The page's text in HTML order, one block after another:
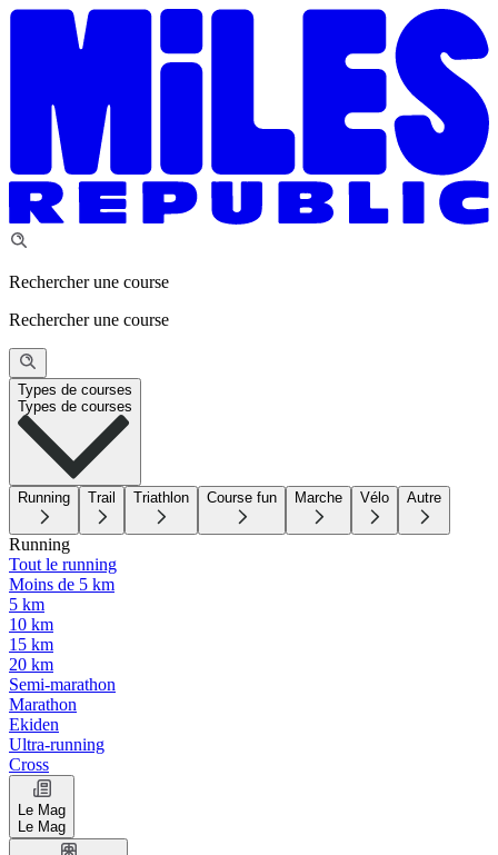
Rechercher une course
Rechercher une course
Types de courses
Types de courses
Running Trail Triathlon Course fun Marche Vélo Autre
Running
Tout le running
Moins de 5 km
5 km
10 km
15 km
20 km
Semi-marathon
Marathon
Ekiden
Ultra-running
Cross
Le Mag
Le Mag